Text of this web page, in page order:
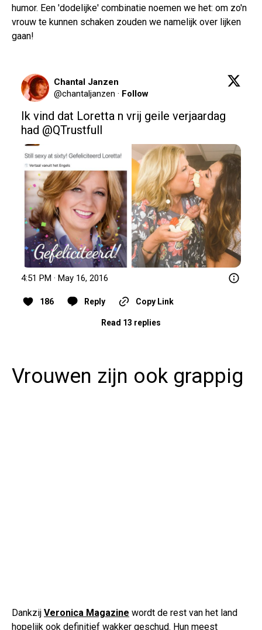
humor. Een 'dodelijke' combinatie noemen we het: om zo'n
vrouw te kunnen schaken zouden we namelijk over lijken
gaan!
Chantal Janzen
@chantaljanzen · Follow
Ik vind dat Loretta n vrij geile verjaardag
had @QTrustfull
4:51 PM · May 16, 2016
186 Reply Copy Link
Read 13 replies
Vrouwen zijn ook grappig
Dankzij Veronica Magazine wordt de rest van het land
hopelijk ook definitief wakker geschud. Hun meest